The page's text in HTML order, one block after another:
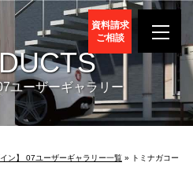
資料請求
ご相談
ユーザーギャラリー
ン】 07ユーザーギャラリー一覧» トミナガコー